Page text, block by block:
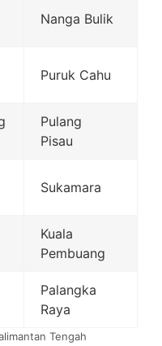
Nanga Bulik
Puruk Cahu
Pulang
Pisau
Sukamara
Kuala
Pembuang
Palangka
Raya
Tengah